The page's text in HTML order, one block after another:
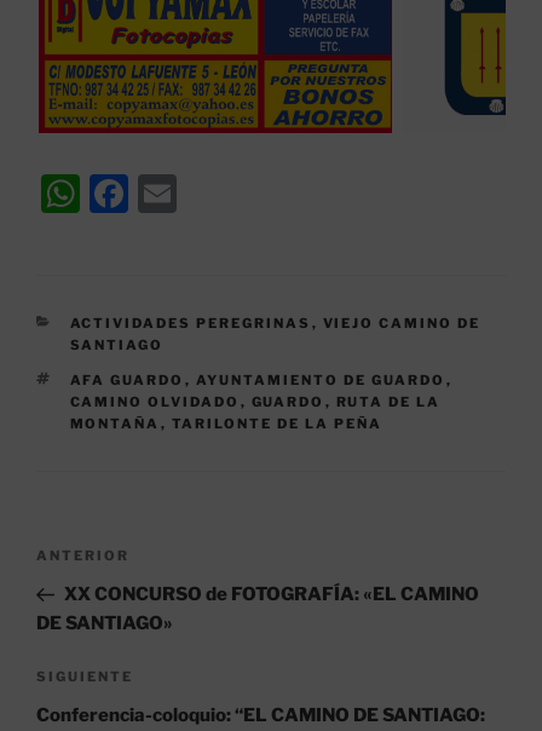
W
s
A
p
p
F
e
b
o
o
l
CATEGORÍAS
ACTIVIDADES PEREGRINAS , VIEJO CAMINO DE
SANTIAGO
ETIQUETAS
AFA GUARDO , AYUNTAMIENTO DE GUARDO ,
CAMINO OLVIDADO , GUARDO , RUTA DE LA
MONTAÑA , TARILONTE DE LA PEÑA
entradas
Entrada
anterior:
ANTERIOR
XX CONCURSO de FOTOGRAFÍA: «EL CAMINO
DE SANTIAGO»
Siguiente
entrada
SIGUIENTE
Conferencia-coloquio: “EL CAMINO DE SANTIAGO: